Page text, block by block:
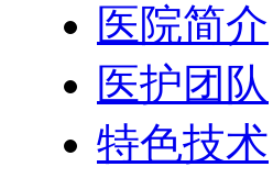
医院简介
医护团队
特色技术